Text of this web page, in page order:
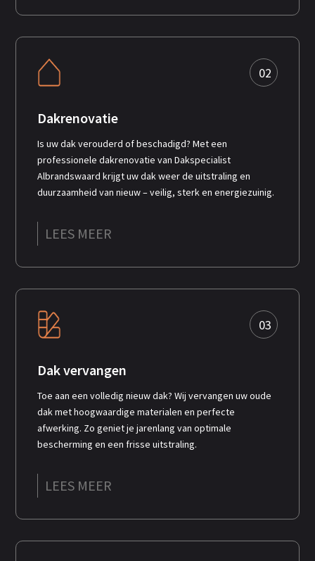
02
Dakrenovatie
Is uw dak verouderd of beschadigd? Met een
professionele dakrenovatie van Dakspecialist
Albrandswaard krijgt uw dak weer de uitstraling en
duurzaamheid van nieuw – veilig, sterk en energiezuinig.
LEES MEER
03
Dak vervangen
Toe aan een volledig nieuw dak? Wij vervangen uw oude
dak met hoogwaardige materialen en perfecte
afwerking. Zo geniet je jarenlang van optimale
bescherming en een frisse uitstraling.
LEES MEER